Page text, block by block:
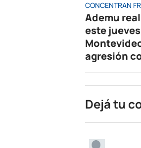
CONCENTRAN
Ademu
este
agresión
Dejá tu